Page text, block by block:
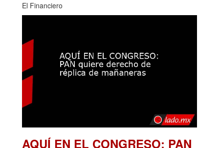
El Financiero
AQUÍ EN EL CONGRESO: PAN